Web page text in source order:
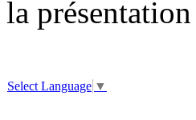
la
Select Language ▼